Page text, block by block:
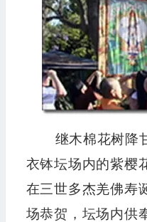
继木棉花树降
衣钵坛场内的紫樱
在三世多杰羌佛寿
场恭贺，坛场内供